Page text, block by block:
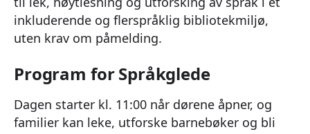
inkluderende og flerspråklig bibliotekmiljø,
uten krav om påmelding.
Program for Språkglede
Dagen starter kl. 11:00 når dørene åpner, og
familier kan leke, utforske barnebøker og bli